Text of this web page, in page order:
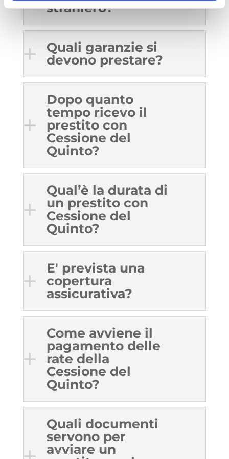
straniero?
Quali garanzie si
devono prestare?
Dopo quanto
tempo ricevo il
prestito con
Cessione del
Quinto?
Qual’è la durata di
un prestito con
Cessione del
Quinto?
E' prevista una
copertura
assicurativa?
Come avviene il
pagamento delle
rate della
Cessione del
Quinto?
Quali documenti
servono per
avviare un